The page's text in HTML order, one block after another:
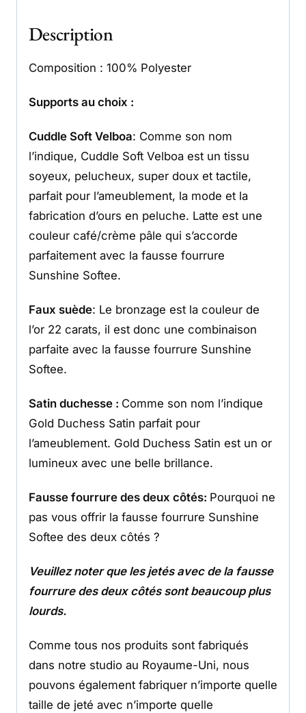
Description
Composition : 100% Polyester
Supports au choix :
Cuddle Soft Velboa: Comme son nom
l’indique, Cuddle Soft Velboa est un tissu
soyeux, pelucheux, super doux et tactile,
parfait pour l’ameublement, la mode et la
fabrication d’ours en peluche. Latte est une
couleur café/crème pâle qui s’accorde
parfaitement avec la fausse fourrure
Sunshine Softee.
Faux suède: Le bronzage est la couleur de
l’or 22 carats, il est donc une combinaison
parfaite avec la fausse fourrure Sunshine
Softee.
Satin duchesse : Comme son nom l’indique
Gold Duchess Satin parfait pour
l’ameublement. Gold Duchess Satin est un or
lumineux avec une belle brillance.
Fausse fourrure des deux côtés: Pourquoi ne
pas vous offrir la fausse fourrure Sunshine
Softee des deux côtés ?
Veuillez noter que les jetés avec de la fausse
fourrure des deux côtés sont beaucoup plus
lourds.
Comme tous nos produits sont fabriqués
dans notre studio au Royaume-Uni, nous
pouvons également fabriquer n’importe quelle
taille de jeté avec n’importe quelle